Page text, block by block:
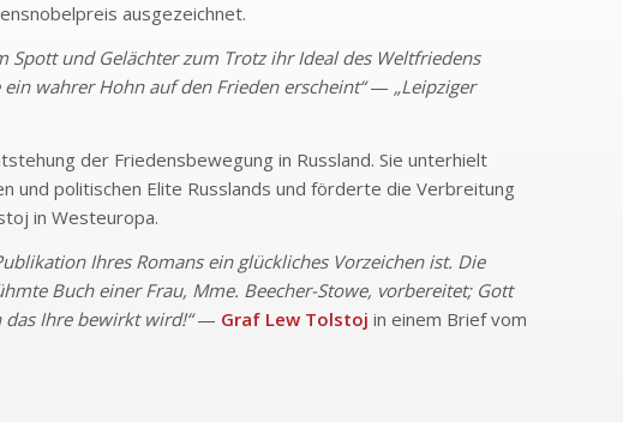
ausgezeichnet.
Spott und Gelächter zum Trotz ihr Ideal des Weltfriedens
wahrer Hohn auf den Frieden erscheint“— „Leipziger
der Friedensbewegung in Russland. Sie unterhielt
und politischen Elite Russlands und förderte die Verbreitung
in Westeuropa.
Ihres Romans ein glückliches Vorzeichen ist. Die
Buch einer Frau, Mme. Beecher-Stowe, vorbereitet; Gott
das Ihre bewirkt wird!“— Graf Lew Tolstoj in einem Brief vom